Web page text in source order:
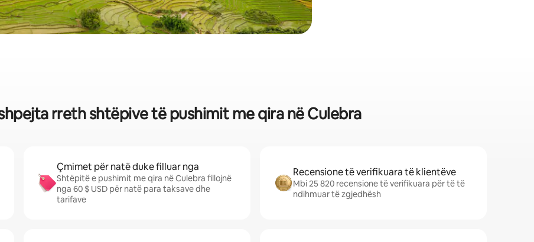
rreth shtëpive të pushimit me qira në Culebra
Çmimet për natë duke filluar nga
Shtëpitë e pushimit me qira në Culebra fillojnë
nga 60 $ USD për natë para taksave dhe
tarifave
Recensione të verifikuara të klientëve
Mbi 25 820 recensione të verifikuara për të të
ndihmuar të zgjedhësh